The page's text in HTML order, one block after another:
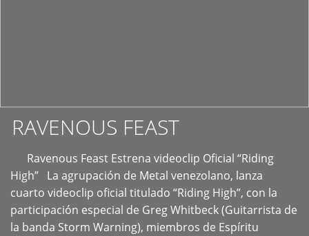
RAVENOUS FEAST
Ravenous Feast Estrena videoclip Oficial “Riding
High” La agrupación de Metal venezolano, lanza
cuarto videoclip oficial titulado “Riding High”, con la
participación especial de Greg Whitbeck (Guitarrista de
la banda Storm Warning), miembros de Espíritu